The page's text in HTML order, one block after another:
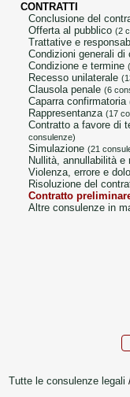
CONTRATTI
conclusione del
offerta al pubblico (2
trattative e
condizioni generali
condizione e termine
recesso unilaterale
clausola penale (6
caparra confirmatoria
rappresentanza (17
contratto a favore di
consulenze)
simulazione (21
nullità, annullabilità
violenza, errore e dolo
risoluzione del
contratto
altre consulenze in
Tutte le consulenze legali